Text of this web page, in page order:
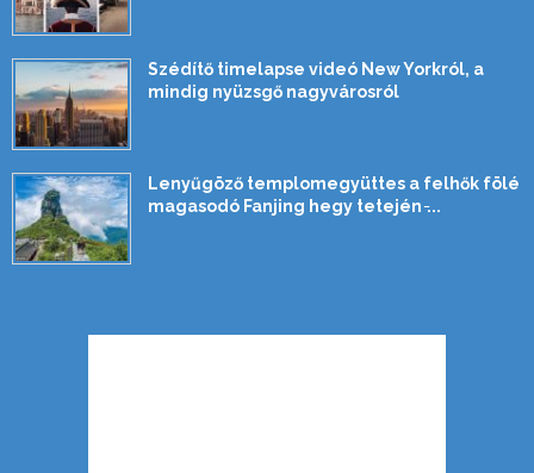
Szédítő timelapse videó New Yorkról, a
mindig nyüzsgő nagyvárosról
Lenyűgöző templomegyüttes a felhők fölé
magasodó Fanjing hegy tetején ̵...